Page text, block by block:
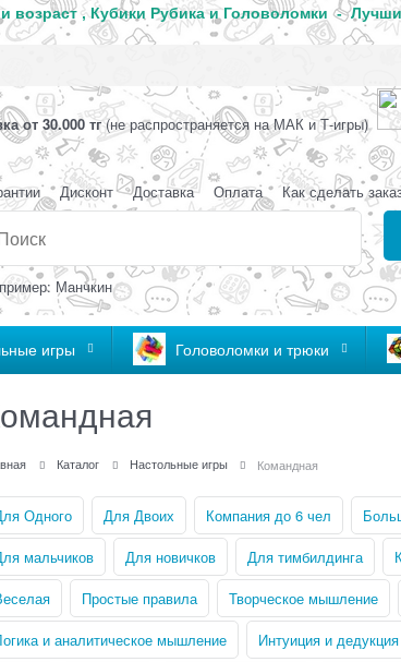
возраст , Кубики Рубика и Головоломки -
от 30.000 тг(не распространяется на МАК и Т-игры)
Дисконт Доставка Оплата Как сделать
Манчкин
игры Головоломки и трюки
Каталог Настольные игры Командная
Одного Для Двоих Компания до 6 чел
мальчиков
Для новичков Для тимбилдинга
Простые правила Творческое мышление
и аналитическое мышление
Интуиция и дедукция